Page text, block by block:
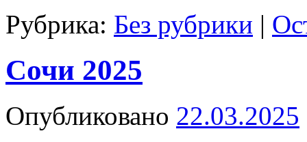
Рубрика: Без рубрики |
Сочи 2025
Опубликовано 22.03.2025